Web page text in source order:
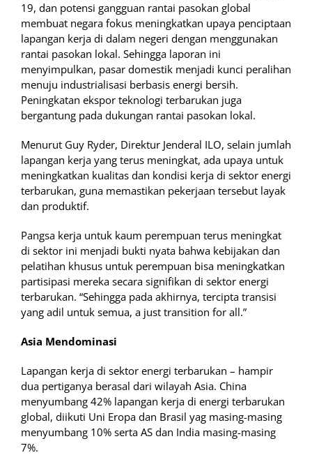
19, dan potensi gangguan rantai pasokan global
membuat negara fokus meningkatkan upaya penciptaan
lapangan kerja di dalam negeri dengan menggunakan
rantai pasokan lokal. Sehingga laporan ini
menyimpulkan, pasar domestik menjadi kunci peralihan
menuju industrialisasi berbasis energi bersih.
Peningkatan ekspor teknologi terbarukan juga
bergantung pada dukungan rantai pasokan lokal.
Menurut Guy Ryder, Direktur Jenderal ILO, selain jumlah
lapangan kerja yang terus meningkat, ada upaya untuk
meningkatkan kualitas dan kondisi kerja di sektor energi
terbarukan, guna memastikan pekerjaan tersebut layak
dan produktif.
Pangsa kerja untuk kaum perempuan terus meningkat
di sektor ini menjadi bukti nyata bahwa kebijakan dan
pelatihan khusus untuk perempuan bisa meningkatkan
partisipasi mereka secara signifikan di sektor energi
terbarukan. “Sehingga pada akhirnya, tercipta transisi
yang adil untuk semua, a just transition for all.”
Asia Mendominasi
Lapangan kerja di sektor energi terbarukan – hampir
dua pertiganya berasal dari wilayah Asia. China
menyumbang 42% lapangan kerja di energi terbarukan
global, diikuti Uni Eropa dan Brasil yag masing-masing
menyumbang 10% serta AS dan India masing-masing
7%.